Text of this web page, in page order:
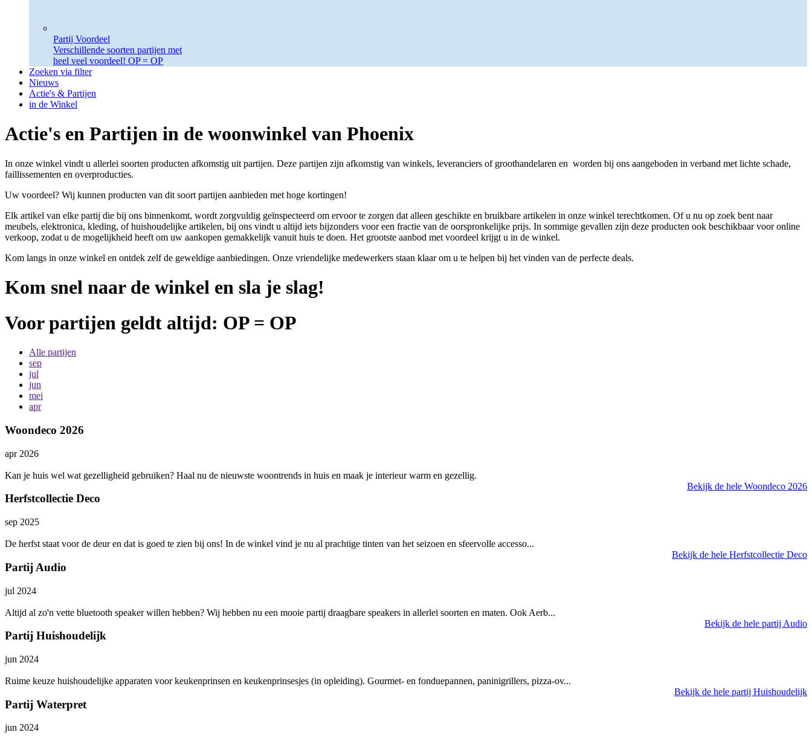
Partij Voordeel
Verschillende soorten partijen met
heel veel voordeel! OP = OP
Zoeken via filter
Nieuws
Actie's & Partijen
in de Winkel
Actie's en Partijen in de woonwinkel van Phoenix
In onze winkel vindt u allerlei soorten producten afkomstig uit partijen. Deze partijen zijn afkomstig van winkels, leveranciers of groothandelaren en worden bij ons aangeboden in verband met lichte schade,
faillissementen en overproducties.
Uw voordeel? Wij kunnen producten van dit soort partijen aanbieden met hoge kortingen!
Elk artikel van elke partij die bij ons binnenkomt, wordt zorgvuldig geïnspecteerd om ervoor te zorgen dat alleen geschikte en bruikbare artikelen in onze winkel terechtkomen. Of u nu op zoek bent naar
meubels, elektronica, kleding, of huishoudelijke artikelen, bij ons vindt u altijd iets bijzonders voor een fractie van de oorspronkelijke prijs. In sommige gevallen zijn deze producten ook beschikbaar voor online
verkoop, zodat u de mogelijkheid heeft om uw aankopen gemakkelijk vanuit huis te doen. Het grootste aanbod met voordeel krijgt u in de winkel.
Kom langs in onze winkel en ontdek zelf de geweldige aanbiedingen. Onze vriendelijke medewerkers staan klaar om u te helpen bij het vinden van de perfecte deals.
Kom snel naar de winkel en sla je slag!
Voor partijen geldt altijd: OP = OP
Alle partijen
sep
jul
jun
mei
apr
Woondeco 2026
apr 2026
Kan je huis wel wat gezelligheid gebruiken? Haal nu de nieuwste woontrends in huis en maak je interieur warm en gezellig.
Bekijk de hele Woondeco 2026
Herfstcollectie Deco
sep 2025
De herfst staat voor de deur en dat is goed te zien bij ons! In de winkel vind je nu al prachtige tinten van het seizoen en sfeervolle accesso...
Bekijk de hele Herfstcollectie Deco
Partij Audio
jul 2024
Altijd al zo'n vette bluetooth speaker willen hebben? Wij hebben nu een mooie partij draagbare speakers in allerlei soorten en maten. Ook Aerb...
Bekijk de hele partij Audio
Partij Huishoudelijk
jun 2024
Ruime keuze huishoudelijke apparaten voor keukenprinsen en keukenprinsesjes (in opleiding). Gourmet- en fonduepannen, paninigrillers, pizza-ov...
Bekijk de hele partij Huishoudelijk
Partij Waterpret
jun 2024